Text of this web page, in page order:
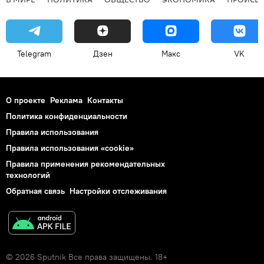
Telegram Дзен Макс VK
О проекте Реклама Контакты
Политика конфиденциальности
Правила использования
Правила использования «cookie»
Правила применения рекомендательных
технологий
Обратная связь Настройки отслеживания
© 2026 Sputnik Все права защищены. 18+